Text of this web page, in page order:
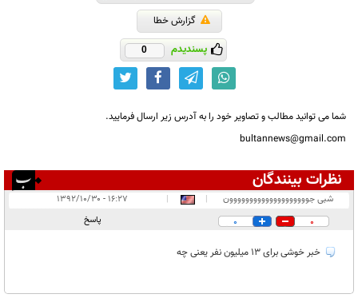
گزارش خطا
پسندیدم 0
شما می توانید مطالب و تصاویر خود را به آدرس زیر ارسال فرمایید.
bultannews@gmail.com
نظرات بینندگان
انتشار یافته:۱
در انتظار بررسی:
شبی جوووووووووووووووووووون |
|
۱۶:۲۷ - ۱۳۹۲/۱۰/۳۰
0
0 پاسخ
خبر خوشی برای 13 میلیون نفر یعنی چه